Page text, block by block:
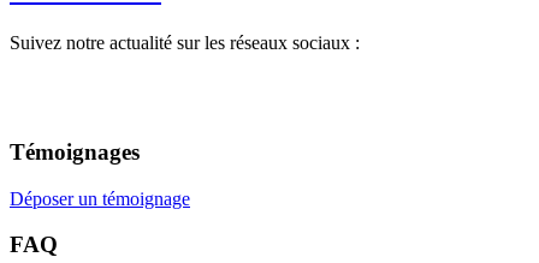
Suivez notre actualité sur les réseaux sociaux :
Témoignages
Déposer un témoignage
FAQ